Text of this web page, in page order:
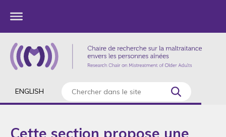
ENGLISH
Cette section propose une